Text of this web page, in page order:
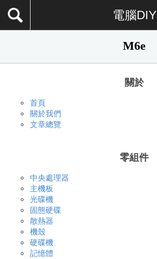
電腦DIY
M6e
關於
首頁
關於我們
文章總覽
零組件
中央處理器
主機板
光碟機
固態硬碟
散熱器
機殼
硬碟機
記憶體